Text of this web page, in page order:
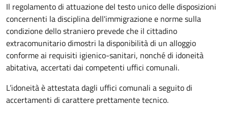
Il regolamento di attuazione del testo unico delle disposizioni
concernenti la disciplina dell'immigrazione e norme sulla
condizione dello straniero prevede che il cittadino
extracomunitario dimostri la disponibilità di un alloggio
conforme ai requisiti igienico-sanitari, nonché di idoneità
abitativa, accertati dai competenti uffici comunali.
L’idoneità è attestata dagli uffici comunali a seguito di
accertamenti di carattere prettamente tecnico.